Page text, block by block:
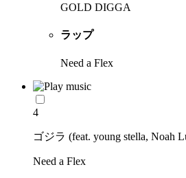
GOLD DIGGA
ラップ
Need a Flex
4
ゴジラ (feat. young stella, Noah
Need a Flex